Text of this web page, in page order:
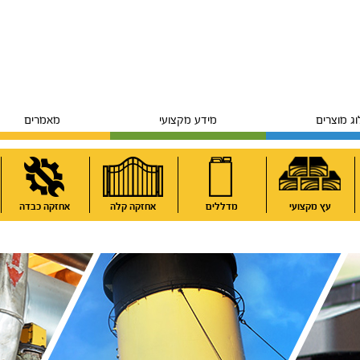
מוצרים מידע מקצועי מאמרים
עץ מקצועי מדללים אחזקה קלה אחזקה כבדה